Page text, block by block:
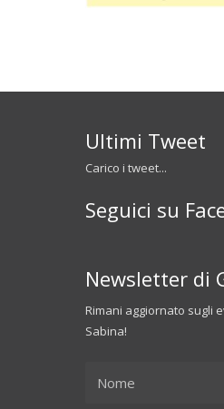
Ultimi Tweet
Carico i tweet...
Seguici su
Newsletter di
Rimani aggiornato sugli
Sabina!